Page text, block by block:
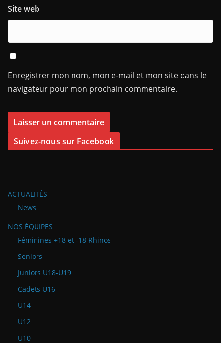
Site web
Enregistrer mon nom, mon e-mail et mon site dans le
navigateur pour mon prochain commentaire.
Suivez-nous sur Facebook
ACTUALITÉS
News
NOS ÉQUIPES
Féminines +18 et -18 Rhinos
Seniors
Juniors U18-U19
Cadets U16
U14
U12
U10